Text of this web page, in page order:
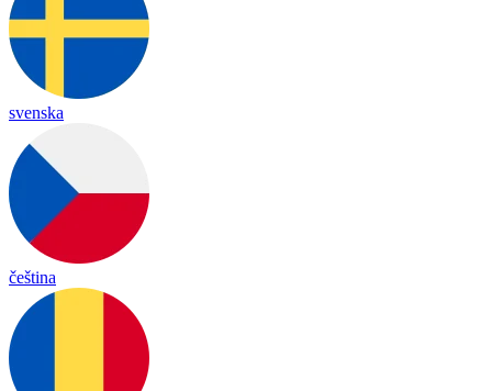
svenska
čeština